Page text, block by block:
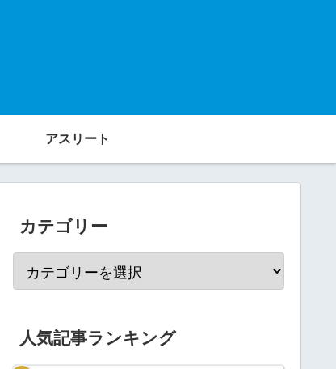
アスリート
カテゴリー
人気記事ランキング